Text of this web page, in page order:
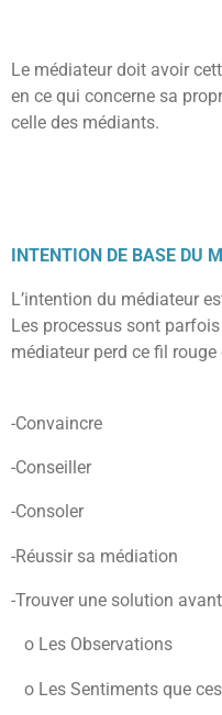
Le médiateur doit avoir
en ce qui concerne sa
celle des médiants.
INTENTION DE BASE DU
L’intention du médiateur
Les processus sont
médiateur perd ce fil
-Convaincre
-Conseiller
-Consoler
-Réussir sa médiation
-Trouver une solution
o Les Observations
o Les Sentiments que